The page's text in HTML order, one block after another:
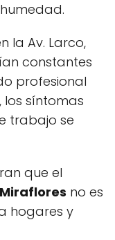
la Av. Larco,
constantes
profesional
, los síntomas
trabajo se
que el
no es
hogares y